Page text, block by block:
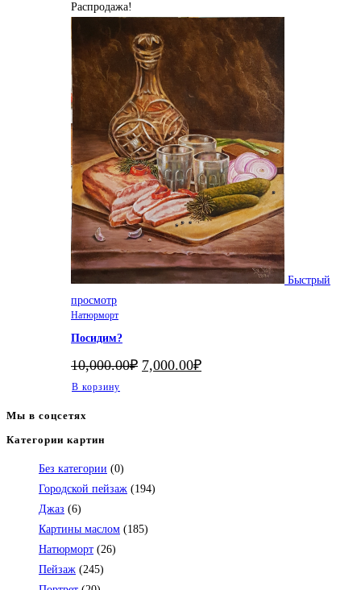
Распродажа!
Быстрый
просмотр
Натюрморт
Посидим?
10,000.00₽ Первоначальная
цена
7,000.00₽Текущая
цена:
В корзину
Мы в соцсетях
Откроется
в
вашем
приложении
Категории картин
Без категории (0)
Городской пейзаж (194)
Джаз (6)
Картины маслом (185)
Натюрморт (26)
Пейзаж (245)